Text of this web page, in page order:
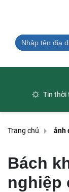
Tin thời
Trang chủ ảnh
Bách
nghiệp